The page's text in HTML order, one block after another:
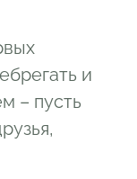
и
– пусть